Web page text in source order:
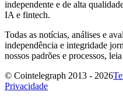
independente e de alta
IA e fintech.
Todas as notícias, análises e
independência e integridade
nossos padrões e processos, leia
© Cointelegraph 2013 - 2026
Privacidade